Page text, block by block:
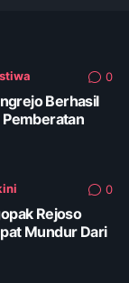
0
Berhasil
Pemberatan
0
Rejoso
Mundur Dari